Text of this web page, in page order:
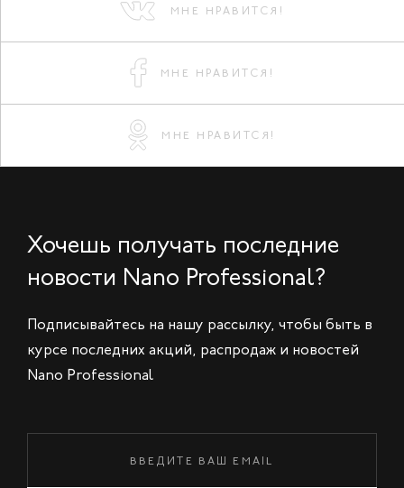
МНЕ НРАВИТСЯ!
МНЕ НРАВИТСЯ!
МНЕ НРАВИТСЯ!
Хочешь получать последние
новости Nano Professional?
Подписывайтесь на нашу рассылку, чтобы быть в
курсе последних акций, распродаж и новостей
Nano Professional